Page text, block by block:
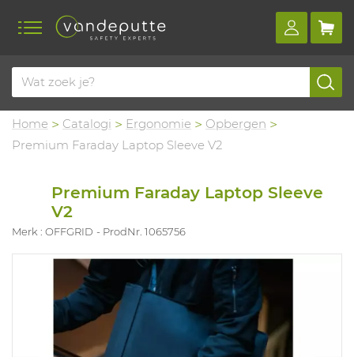
Home Catalogi Ergonomie
Opbergen
Premium Faraday Laptop Sleeve V2
Premium Faraday Laptop Sleeve
V2
Merk : OFFGRID ProdNr. 1065756